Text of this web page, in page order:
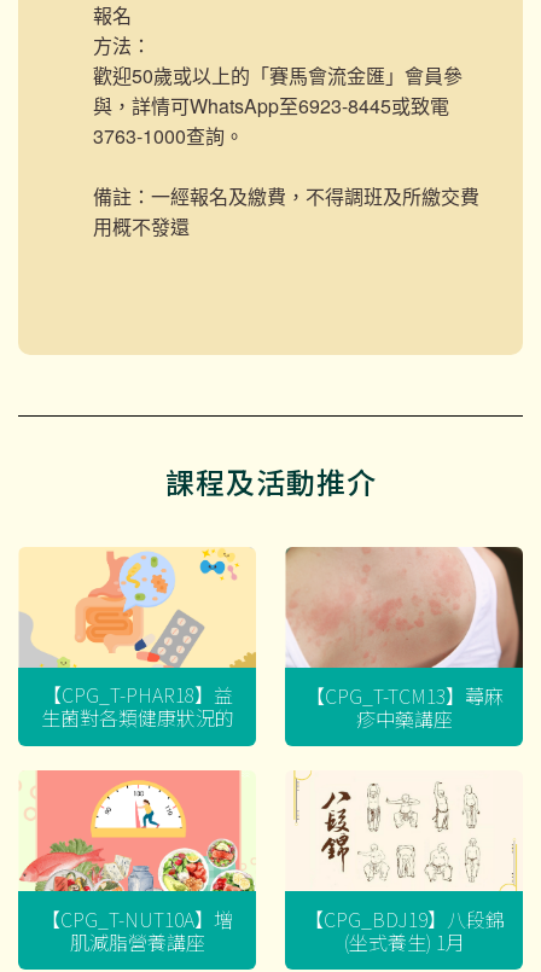
報名
方法：
歡迎50歲或以上的「賽馬會流金匯」會員參
與，詳情可WhatsApp至6923-8445或致電
3763-1000查詢。
備註：一經報名及繳費，不得調班及所繳交費
用概不發還
課程及活動推介
【CPG_T-PHAR18】益
生菌對各類健康狀況的
迷思
【CPG_T-TCM13】蕁麻
疹中藥講座
【CPG_T-NUT10A】增
肌減脂營養講座
【CPG_BDJ19】八段錦
(坐式養生) 1月